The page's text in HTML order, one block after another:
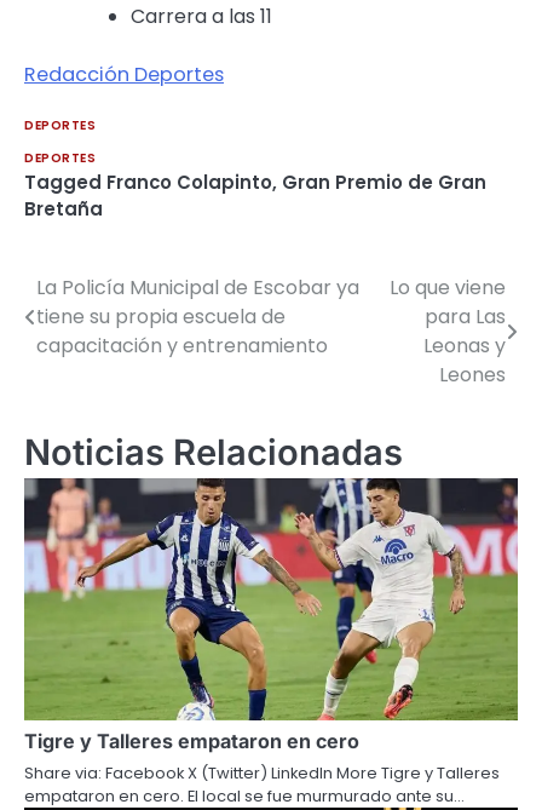
Carrera a las 11
Redacción Deportes
DEPORTES
DEPORTES
Tagged Franco Colapinto, Gran Premio de Gran
Bretaña
Navegación
de
La Policía Municipal de Escobar ya
tiene su propia escuela de
capacitación y entrenamiento
Lo que viene
para Las
Leonas y
Leones
Noticias Relacionadas
Tigre y Talleres empataron en cero
Share via: Facebook X (Twitter) LinkedIn More Tigre y Talleres
empataron en cero. El local se fue murmurado ante su…